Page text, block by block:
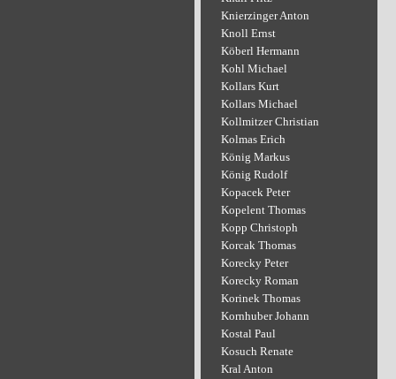
Knierzinger Anton
Knoll Ernst
Köberl Hermann
Kohl Michael
Kollars Kurt
Kollars Michael
Kollmitzer Christian
Kolmas Erich
König Markus
König Rudolf
Kopacek Peter
Kopelent Thomas
Kopp Christoph
Korcak Thomas
Korecky Peter
Korecky Roman
Korinek Thomas
Kornhuber Johann
Kostal Paul
Kosuch Renate
Kral Anton